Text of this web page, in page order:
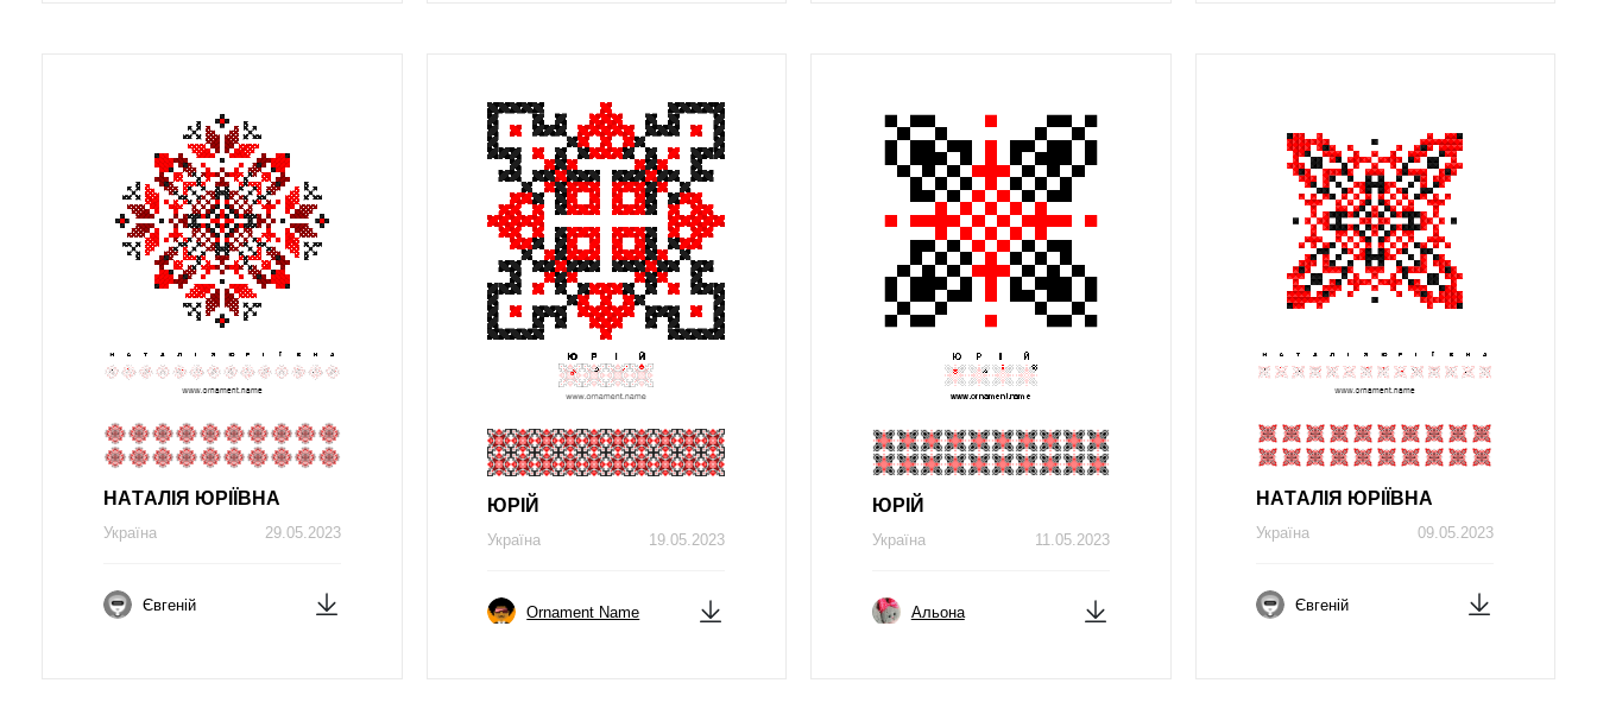
НAТAЛIЯ ЮРIЇВНA
29.05.2023
Україна
Євгеній
ЮРIЙ
19.05.2023
Україна
Ornament Name
ЮРIЙ
11.05.2023
Україна
Альона
НAТAЛIЯ ЮРIЇВНA
09.05.2023
Україна
Євгеній